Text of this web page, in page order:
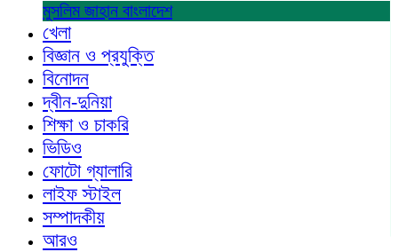
মুসলিম জাহান বাংলাদেশ
খেলা
বিজ্ঞান ও প্রযুক্তি
বিনোদন
দ্বীন-দুনিয়া
শিক্ষা ও চাকরি
ভিডিও
ফোটো গ্যালারি
লাইফ স্টাইল
সম্পাদকীয়
আরও